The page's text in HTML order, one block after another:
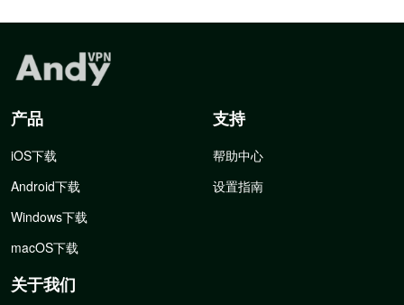
产品
iOS下载
Android下载
Windows下载
macOS下载
支持
帮助中心
设置指南
关于我们